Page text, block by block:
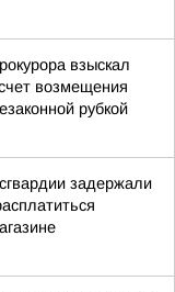
взыскал
возмещения
рубкой
задержали